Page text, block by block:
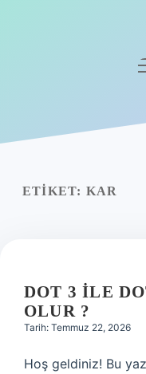
Yasal Uyarı
ETIKET: KAR
DOT 3 ILE
OLUR ?
Tarih: Temmuz 22, 2026
Hoş geldiniz! Bu